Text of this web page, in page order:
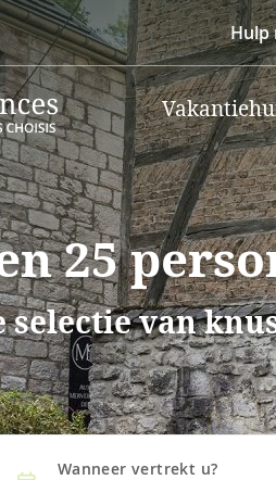
Hulp
25
selectie van
Wanneer vertrekt u?